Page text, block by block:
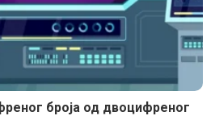
броја од двоцифреног